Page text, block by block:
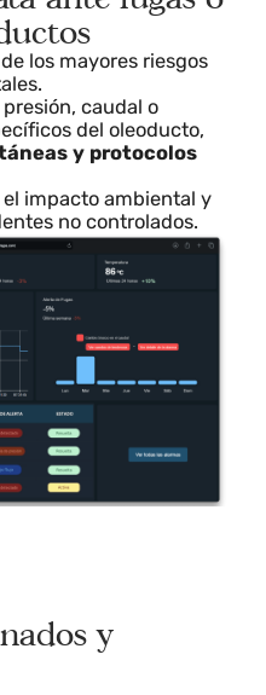
ante fugas o
de los mayores riesgos
presión, caudal o
del oleoducto,
y protocolos
el impacto ambiental y
no controlados.